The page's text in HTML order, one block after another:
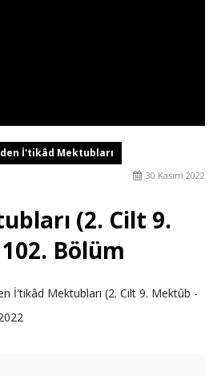
İ'tikâd Mektubları
30 Kasım 2022
(2. Cilt 9.
Bölüm
İ'tikâd Mektubları (2. Cilt 9. Mektûb -